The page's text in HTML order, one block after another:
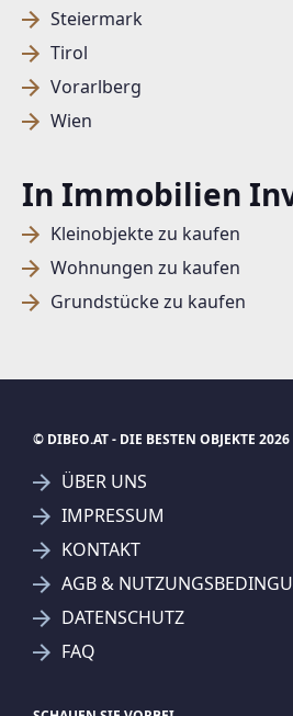
Steiermark
Tirol
Vorarlberg
Wien
In Immobilien
Kleinobjekte zu kaufen
Wohnungen zu kaufen
Grundstücke zu kaufen
SUCHAGENT ANLEGEN
AKTUELLEN
Ich stimme der
© DIBEO.AT - DIE BESTEN OBJEKTE 2026
ÜBER UNS
IMPRESSUM
KONTAKT
AGB &
DATENSCHUTZ
FAQ